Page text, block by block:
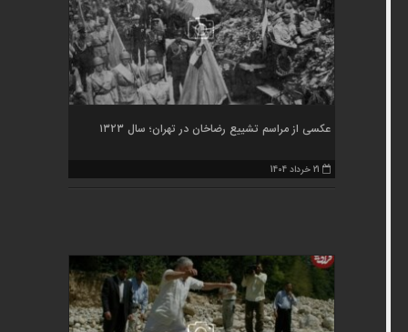
عکسی از مراسم تشییع رضاخان در تهران؛ سال ۱۳۲۳